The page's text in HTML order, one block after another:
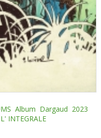
Album Dargaud 2023
INTEGRALE